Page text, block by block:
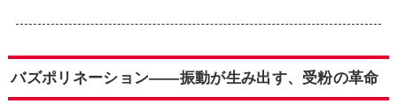
バズポリネーション——振動が生み出す、受粉の革命